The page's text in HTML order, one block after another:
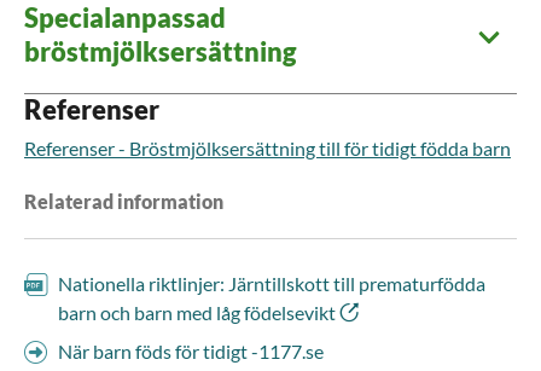
Specialanpassad
bröstmjölksersättning
Referenser
Referenser - Bröstmjölksersättning till för tidigt födda barn
Relaterad information
Nationella riktlinjer: Järntillskott till prematurfödda
barn och barn med låg födelsevikt
När barn föds för tidigt -1177.se